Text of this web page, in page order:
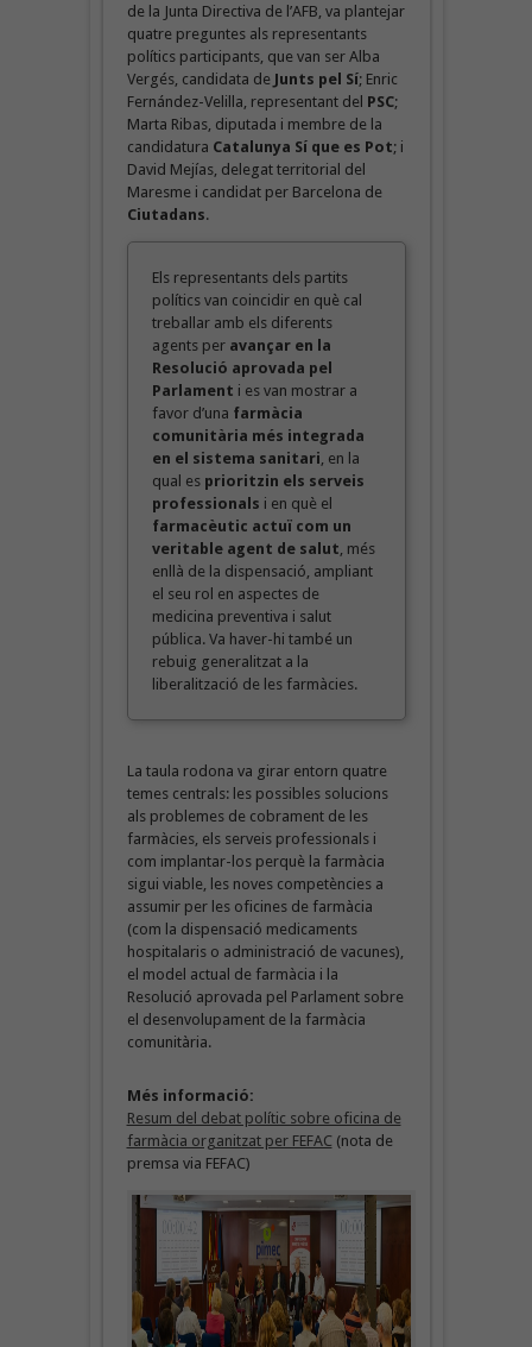
de la Junta Directiva de l’AFB, va plantejar
quatre preguntes als representants
polítics participants, que van ser Alba
Vergés, candidata de Junts pel Sí; Enric
Fernández-Velilla, representant del PSC;
Marta Ribas, diputada i membre de la
candidatura Catalunya Sí que es Pot; i
David Mejías, delegat territorial del
Maresme i candidat per Barcelona de
Ciutadans.
Els representants dels partits
polítics van coincidir en què cal
treballar amb els diferents
agents per avançar en la
Resolució aprovada pel
Parlament i es van mostrar a
favor d’una farmàcia
comunitària més integrada
en el sistema sanitari , en la
qual es prioritzin els serveis
professionals i en què el
farmacèutic actuï com un
veritable agent de salut , més
enllà de la dispensació, ampliant
el seu rol en aspectes de
medicina preventiva i salut
pública. Va haver-hi també un
rebuig generalitzat a la
liberalització de les farmàcies.
La taula rodona va girar entorn quatre
temes centrals: les possibles solucions
als problemes de cobrament de les
farmàcies, els serveis professionals i
com implantar-los perquè la farmàcia
sigui viable, les noves competències a
assumir per les oficines de farmàcia
(com la dispensació medicaments
hospitalaris o administració de vacunes),
el model actual de farmàcia i la
Resolució aprovada pel Parlament sobre
el desenvolupament de la farmàcia
comunitària.
Més informació:
Resum del debat polític sobre oficina de
farmàcia organitzat per FEFAC(nota de
premsa via FEFAC)